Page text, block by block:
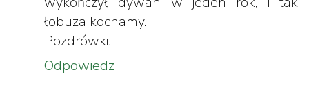
łobuza kochamy.
Pozdrówki.
Odpowiedz